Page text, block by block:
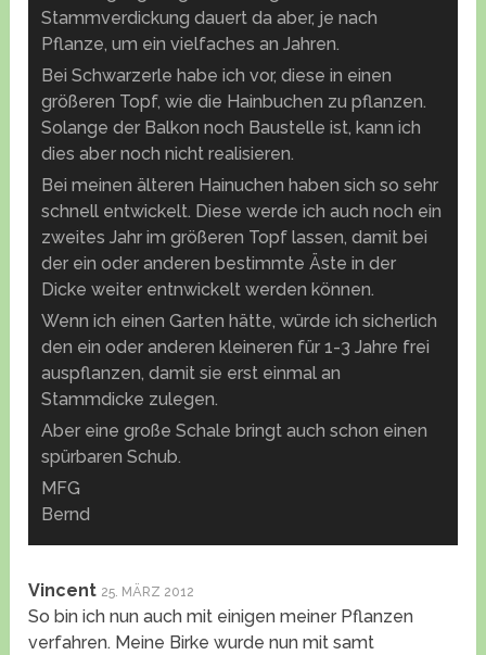
Stammverdickung dauert da aber, je nach
Pflanze, um ein vielfaches an Jahren.
Bei Schwarzerle habe ich vor, diese in einen
größeren Topf, wie die Hainbuchen zu pflanzen.
Solange der Balkon noch Baustelle ist, kann ich
dies aber noch nicht realisieren.
Bei meinen älteren Hainuchen haben sich so sehr
schnell entwickelt. Diese werde ich auch noch ein
zweites Jahr im größeren Topf lassen, damit bei
der ein oder anderen bestimmte Äste in der
Dicke weiter entnwickelt werden können.
Wenn ich einen Garten hätte, würde ich sicherlich
den ein oder anderen kleineren für 1-3 Jahre frei
auspflanzen, damit sie erst einmal an
Stammdicke zulegen.
Aber eine große Schale bringt auch schon einen
spürbaren Schub.
MFG
Bernd
Vincent 25. MÄRZ 2012
So bin ich nun auch mit einigen meiner Pflanzen
verfahren. Meine Birke wurde nun mit samt